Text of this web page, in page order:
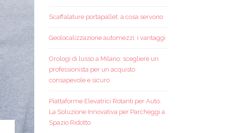
Scaffalature portapallet: a cosa servono
Geolocalizzazione automezzi: i vantaggi
Orologi di lusso a Milano: scegliere un
professionista per un acquisto
consapevole e sicuro
Piattaforme Elevatrici Rotanti per Auto:
La Soluzione Innovativa per Parcheggi a
Spazio Ridotto